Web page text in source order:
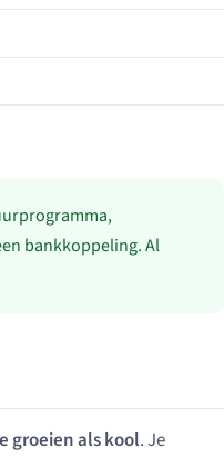
bankkoppeling. Al
groeien als kool. Je